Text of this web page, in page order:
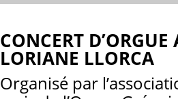
CONCERT D’ORGUE
LORIANE LLORCA
Organisé par